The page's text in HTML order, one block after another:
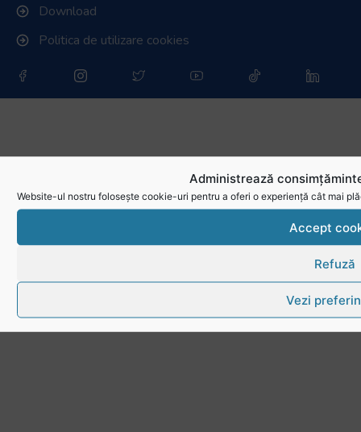
Administrează
Website-ul nostru folosește cookie-uri pentru a oferi o experiență cât mai
Accept
Refuză
Vezi
Download
Politica de utilizare cookies